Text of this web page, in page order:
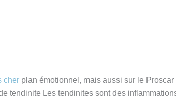
cher plan émotionnel, mais aussi sur le
tendinite Les tendinites sont des